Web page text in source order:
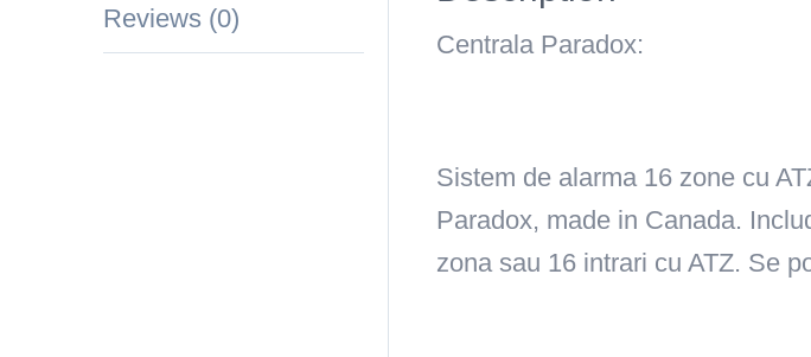
Reviews (0)
Centrala Paradox:
Sistem de alarma 16 zone cu
Paradox, made in Canada.
zona sau 16 intrari cu ATZ. Se